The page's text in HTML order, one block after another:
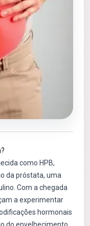
como HPB,
da próstata, uma
Com a chegada
a experimentar
hormonais